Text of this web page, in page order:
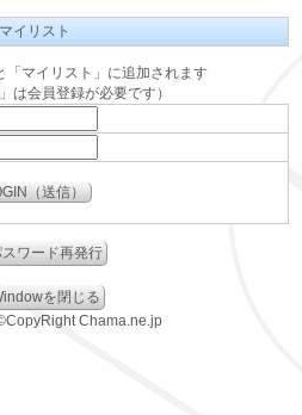
マイリスト
「マイリスト」に追加されます
は会員登録が必要です）
ワード再発行
を閉じる
Chama.ne.jp